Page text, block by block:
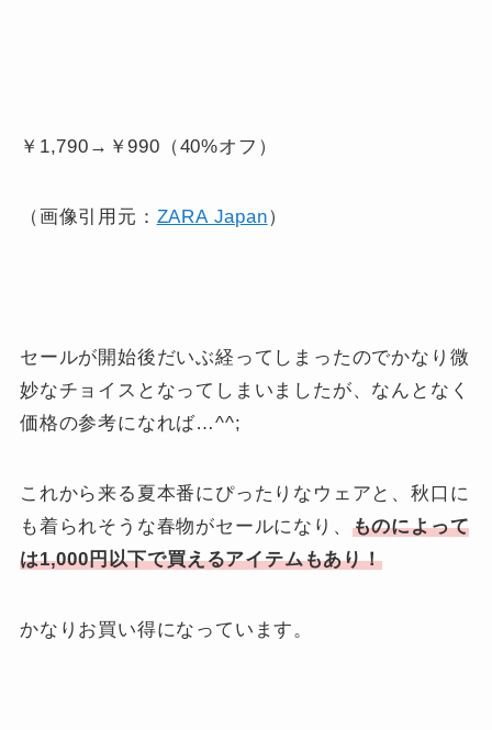
￥1,790→￥990（40%オフ）
（画像引用元： ZARA Japan）
セールが開始後だいぶ経ってしまったのでかなり微
妙なチョイスとなってしまいましたが、なんとなく
価格の参考になれば…^^;
これから来る夏本番にぴったりなウェアと、秋口に
も着られそうな春物がセールになり、 ものによって
は1,000円以下で買えるアイテムもあり！
かなりお買い得になっています。